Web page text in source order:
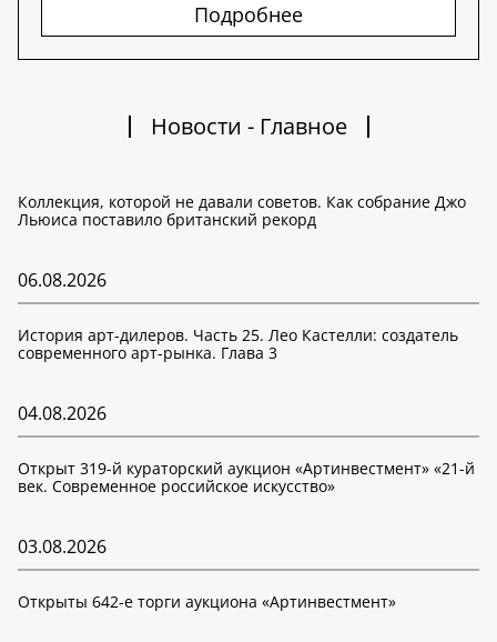
Подробнее
Новости - Главное
Коллекция, которой не давали советов. Как собрание Джо
Льюиса поставило британский рекорд
06.08.2026
История арт-дилеров. Часть 25. Лео Кастелли: создатель
современного арт-рынка. Глава 3
04.08.2026
Открыт 319-й кураторский аукцион «Артинвестмент» «21-й
век. Современное российское искусство»
03.08.2026
Открыты 642-е торги аукциона «Артинвестмент»